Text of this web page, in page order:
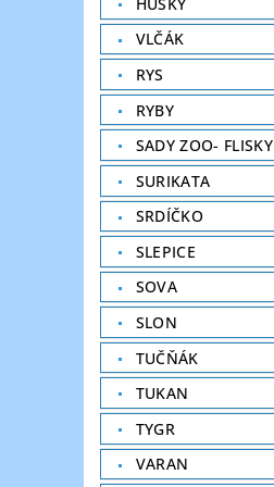
VLČÁK
RYS
RYBY
SADY ZOO- FLISKY
SURIKATA
SRDÍČKO
SLEPICE
SOVA
SLON
TUČŇÁK
TUKAN
TYGR
VARAN